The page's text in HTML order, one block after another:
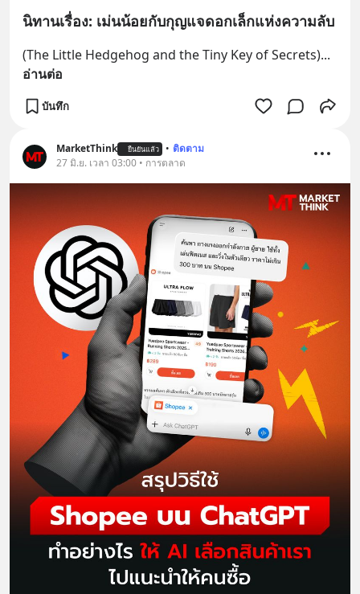
นิทานเรื่อง: เม่นน้อยกับกุญแจดอกเล็กแห่งความลับ
(The Little Hedgehog and the Tiny Key of Secrets)
อ่านต่อ
บันทึก
MarketThink ยืนยันแล้ว • ติดตาม
27 มิ.ย. เวลา 03:00 • การตลาด